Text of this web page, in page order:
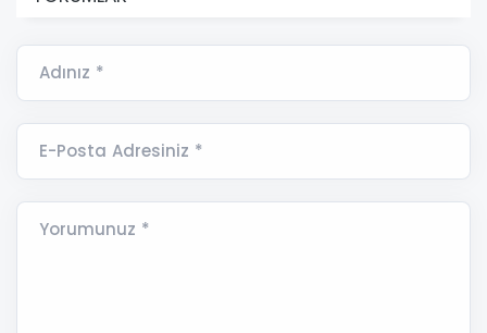
Adınız *
E-Posta Adresiniz *
Yorumunuz *